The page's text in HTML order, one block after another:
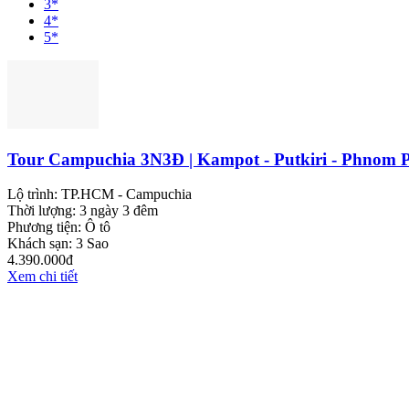
3*
4*
5*
Tour Campuchia 3N3Đ | Kampot - Putkiri - Phnom
Lộ trình: TP.HCM - Campuchia
Thời lượng: 3 ngày 3 đêm
Phương tiện: Ô tô
Khách sạn: 3 Sao
4.390.000đ
Xem chi tiết